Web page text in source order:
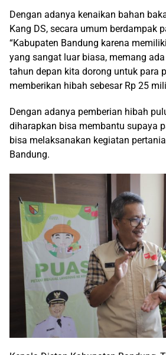
Dengan adanya kenaikan bahan
Kang DS, secara umum berdampak
“Kabupaten Bandung karena
yang sangat luar biasa, memang
tahun depan kita dorong untuk para
memberikan hibah sebesar Rp 25
Dengan adanya pemberian hibah
diharapkan bisa membantu supaya
bisa melaksanakan kegiatan
Bandung.